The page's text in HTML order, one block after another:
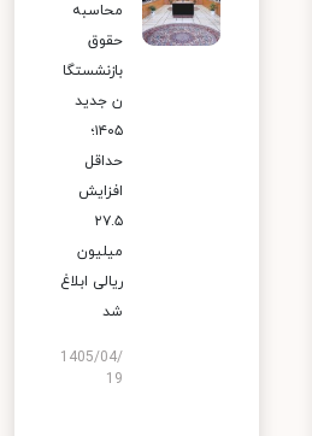
محاسبه
حقوق
بازنشستگا
ن جدید
۱۴۰۵؛
حداقل
افزایش
۲۷.۵
میلیون
ریالی ابلاغ
شد
1405/04/
19